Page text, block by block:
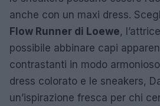
anche con un maxi dress.
Flow Runner di Loewe,
possibile abbinare capi
contrastanti in modo
dress colorato e le sneakers,
un’ispirazione fresca per chi